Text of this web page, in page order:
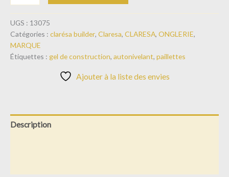
UGS : 13075
Catégories : clarésa builder, Claresa, CLARESA, ONGLERIE,
MARQUE
Étiquettes : gel de construction, autonivelant, paillettes
Ajouter à la liste des envies
Description